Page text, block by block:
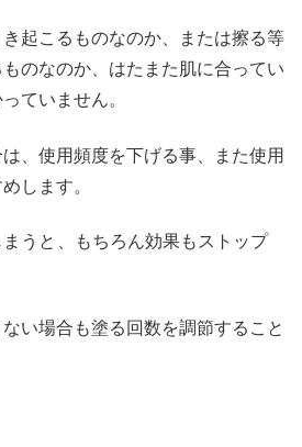
起こるものなのか、または擦る等
のなのか、はたまた肌に合ってい
ていません。
、使用頻度を下げる事、また使用
します。
うと 、もちろん効果もストップ
い場合も塗る回数を調節すること